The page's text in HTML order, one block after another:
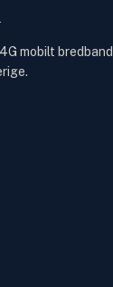
mobilt bredband,